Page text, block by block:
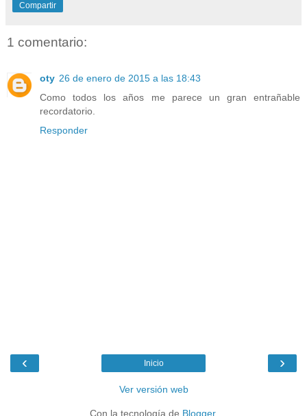
Compartir
1 comentario:
oty 26 de enero de 2015 a las 18:43
Como todos los años me parece un gran entrañable
recordatorio.
Responder
‹ ›
Inicio
Ver versión web
Con la tecnología de Blogger.